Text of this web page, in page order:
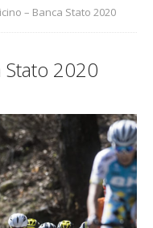
– Banca Stato 2020
Stato 2020